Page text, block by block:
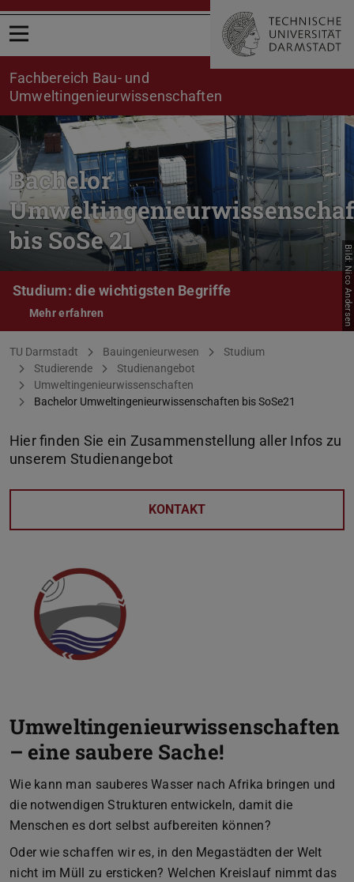
Menü öffnen
Fachbereich Bau- und
Umweltingenieurwissenschaften
Bachelor
bis SoSe 21
Studium: die wichtigsten Begriffe
Mehr erfahren Bild: Nico Andersen
Sie befinden sich hier:
TU Darmstadt Bauingenieurwesen
Studium
Studierende
Studienangebot
Umweltingenieurwissenschaften
Bachelor Umweltingenieurwissenschaften bis SoSe21
Hier finden Sie ein Zusammenstellung aller Infos zu
unserem Studienangebot
KONTAKT
Umweltingenieurwissenschaften
– eine saubere Sache!
Wie kann man sauberes Wasser nach Afrika bringen und
die notwendigen Strukturen entwickeln, damit die
Menschen es dort selbst aufbereiten können?
Oder wie schaffen wir es, in den Megastädten der Welt
nicht im Müll zu ersticken? Welchen Kreislauf nimmt das